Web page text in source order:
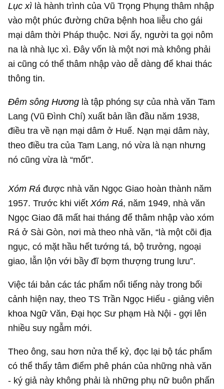
Lục xì là hành trình của Vũ Trọng Phụng thâm nhập
vào một phúc đường chữa bệnh hoa liễu cho gái
mại dâm thời Pháp thuộc. Nơi ấy, người ta gọi nôm
na là nhà lục xì. Đây vốn là một nơi mà không phải
ai cũng có thể thâm nhập vào dễ dàng để khai thác
thông tin.
Đêm sông Hương là tập phóng sự của nhà văn Tam
Lang (Vũ Đình Chí) xuất bản lần đầu năm 1938,
điều tra về nạn mại dâm ở Huế. Nạn mại dâm này,
theo điều tra của Tam Lang, nó vừa là nạn nhưng
nó cũng vừa là “mốt”.
Xóm Rá được nhà văn Ngọc Giao hoàn thành năm
1957. Trước khi viếtXóm Rá, năm 1949, nhà văn
Ngọc Giao đã mất hai tháng để thâm nhập vào xóm
Rá ở Sài Gòn, nơi mà theo nhà văn, “là một cõi địa
ngục, có mặt hầu hết tướng tá, bộ trưởng, ngoại
giao, lẫn lộn với bầy đĩ bợm thượng trung lưu”.
Việc tái bản các tác phẩm nổi tiếng này trong bối
cảnh hiện nay, theo TS Trần Ngọc Hiếu - giảng viên
khoa Ngữ Văn, Đại học Sư phạm Hà Nội - gợi lên
nhiều suy ngẫm mới.
Theo ông, sau hơn nửa thế kỷ, đọc lại bộ tác phẩm
có thể thấy tâm điểm phê phán của những nhà văn
- ký giả này không phải là những phụ nữ buôn phấn